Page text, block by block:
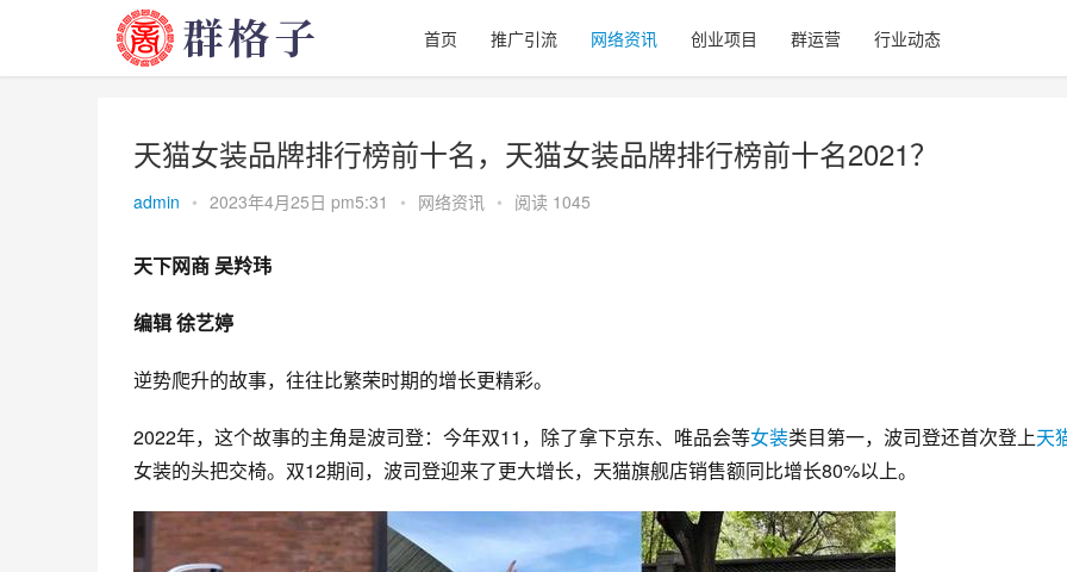
首页 推广引流 网络资讯 创业项目 群运营 行业动态
天猫女装品牌排行榜前十名，天猫女装品牌排行榜前十名2021？
admin • 2023年4月25日 pm5:31 • 网络资讯 • 阅读 1045
天下网商 吴羚玮
编辑 徐艺婷
逆势爬升的故事，往往比繁荣时期的增长更精彩。
2022年，这个故事的主角是波司登：今年双11，除了拿下京东、 唯品会等女装类目第一，波司登还首次登上天
女装的头把交椅。双12期间，波司登迎来了更大增长， 天猫旗舰店销售额同比增长80%以上。